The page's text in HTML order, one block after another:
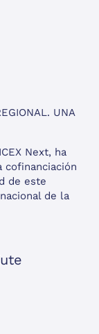
UNA
Next, ha
cofinanciación
de este
de la